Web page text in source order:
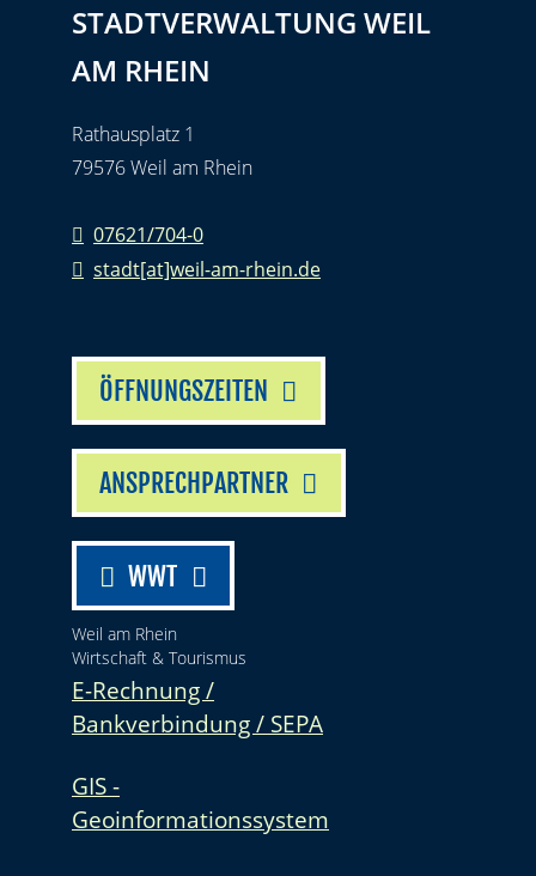
STADTVERWALTUNG WEIL
AM RHEIN
Rathausplatz 1
79576 Weil am Rhein
07621/704-0
stadt[at]weil-am-rhein.de
ÖFFNUNGSZEITEN
ANSPRECHPARTNER
WWT
Weil am Rhein
Wirtschaft & Tourismus
E-Rechnung /
Bankverbindung / SEPA
GIS -
Geoinformationssystem